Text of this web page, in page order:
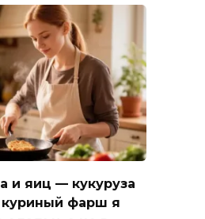
и яиц — кукуруза
куриный фарш я